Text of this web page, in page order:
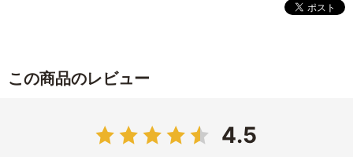
この商品のレビュー
4.5